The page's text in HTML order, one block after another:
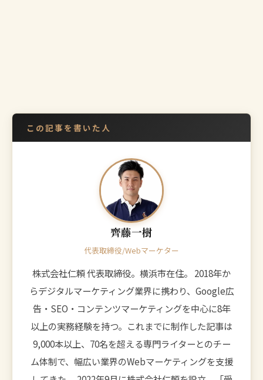
この記事を書いた人
齊藤一樹
代表取締役/Webマーケター
株式会社仁頼 代表取締役。横浜市在住。 2018年か
らデジタルマーケティング業界に携わり、Google広
告・SEO・コンテンツマーケティングを中心に8年
以上の実務経験を持つ。これまでに制作した記事は
9,000本以上、70名を超える専門ライターとのチー
ム体制で、幅広い業界のWebマーケティングを支援